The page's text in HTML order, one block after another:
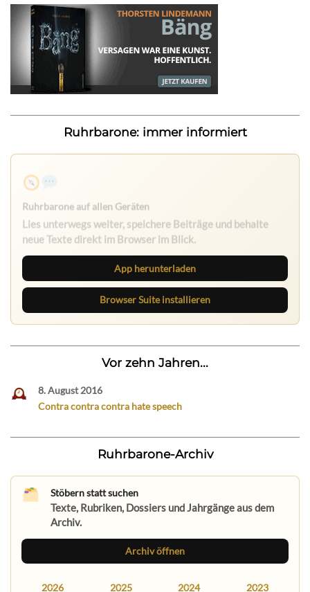
Ruhrbarone: immer informiert
Ruhrbarone auf allen Geräten
Lies unterwegs weiter, speichere Beiträge und behalte
neue Texte direkt im Browser im Blick.
App herunterladen
Browser Suite installieren
Vor zehn Jahren...
8. August 2016
Contra contra contra hate speech
Ruhrbarone-Archiv
Stöbern statt suchen
Texte, Rubriken, Dossiers und Jahrgänge aus dem
Archiv.
Archiv öffnen
2026 2025 2024 2023